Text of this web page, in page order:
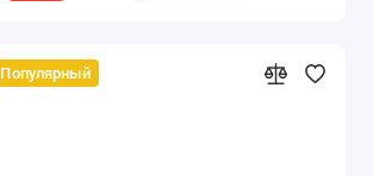
Популярный